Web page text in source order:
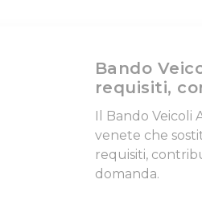
Bando
requisiti,
Il Bando Veicoli
venete che
requisiti,
domanda.